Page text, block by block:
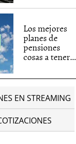
Los mejores
planes de
pensiones
cosas a tener...
EN STREAMING